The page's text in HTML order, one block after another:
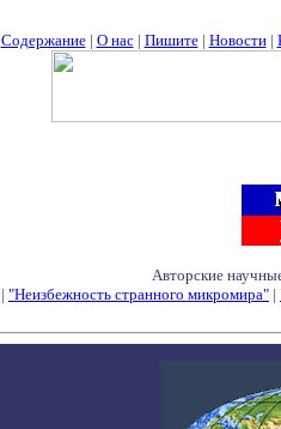
Содержание| О нас| Пишите| Новости|
Авторские
| "Неизбежность странного микромира" |